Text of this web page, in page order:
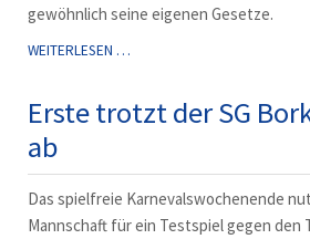
gewöhnlich seine eigenen Gesetze.
WEITERLESEN …VFB
DERBY
Erste trotzt der SG
ab
Das spielfreie Karnevalswochenende
Mannschaft für ein Testspiel gegen den